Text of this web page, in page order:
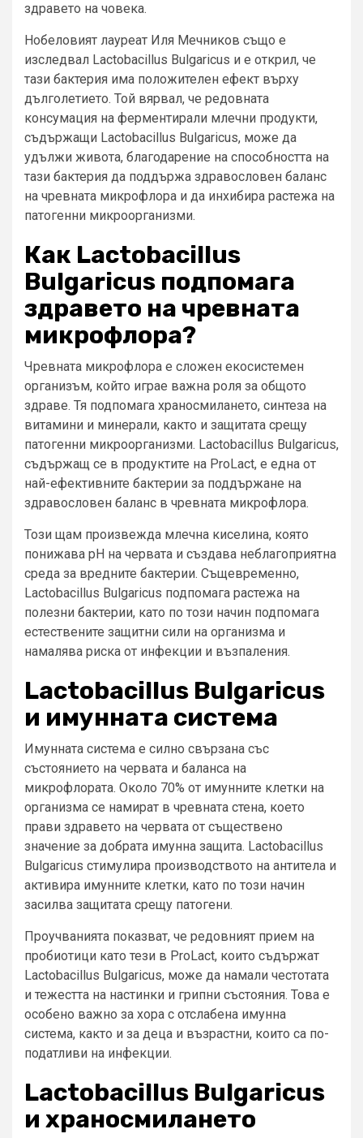
здравето на човека.
Нобеловият лауреат Иля Мечников също е
изследвал Lactobacillus Bulgaricus и е открил, че
тази бактерия има положителен ефект върху
дълголетието. Той вярвал, че редовната
консумация на ферментирали млечни продукти,
съдържащи Lactobacillus Bulgaricus, може да
удължи живота, благодарение на способността на
тази бактерия да поддържа здравословен баланс
на чревната микрофлора и да инхибира растежа на
патогенни микроорганизми.
Как Lactobacillus
Bulgaricus подпомага
здравето на чревната
микрофлора?
Чревната микрофлора е сложен екосистемен
организъм, който играе важна роля за общото
здраве. Тя подпомага храносмилането, синтеза на
витамини и минерали, както и защитата срещу
патогенни микроорганизми. Lactobacillus Bulgaricus,
съдържащ се в продуктите на ProLact, е една от
най-ефективните бактерии за поддържане на
здравословен баланс в чревната микрофлора.
Този щам произвежда млечна киселина, която
понижава pH на червата и създава неблагоприятна
среда за вредните бактерии. Същевременно,
Lactobacillus Bulgaricus подпомага растежа на
полезни бактерии, като по този начин подпомага
естествените защитни сили на организма и
намалява риска от инфекции и възпаления.
Lactobacillus Bulgaricus
и имунната система
Имунната система е силно свързана със
състоянието на червата и баланса на
микрофлората. Около 70% от имунните клетки на
организма се намират в чревната стена, което
прави здравето на червата от съществено
значение за добрата имунна защита. Lactobacillus
Bulgaricus стимулира производството на антитела и
активира имунните клетки, като по този начин
засилва защитата срещу патогени.
Проучванията показват, че редовният прием на
пробиотици като тези в ProLact, които съдържат
Lactobacillus Bulgaricus, може да намали честотата
и тежестта на настинки и грипни състояния. Това е
особено важно за хора с отслабена имунна
система, както и за деца и възрастни, които са по-
податливи на инфекции.
Lactobacillus Bulgaricus
и храносмилането